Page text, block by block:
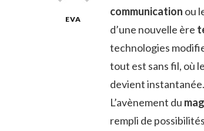
EVA
communication ou
d’une nouvelle ère
technologies
tout est sans fil, où
devient
L’avènement du
rempli de